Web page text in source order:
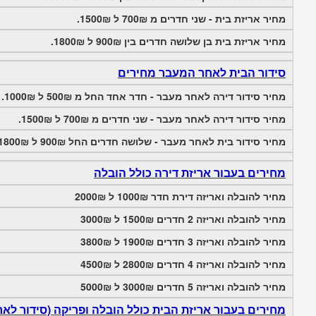
מחיר אריזת בית - שני חדרים מ 700₪ ל 1500₪.
מחיר אריזת בית בן שלושה חדרים בין 900₪ ל 1800₪.
סידור הבית לאחר המעבר מחירים
מחיר סידור דירה לאחר מעבר - חדר אחד החל מ 500₪ ל 1000₪.
מחיר סידור דירה לאחר מעבר - שני חדרים מ 700₪ ל 1500₪.
מחיר סידור בית לאחר מעבר - שלושה חדרים החל 900₪ ל 1800₪.
מחירים בעבור אריזת דירה כולל הובלה
מחיר להובלה ואריזה דירת חדר 1000₪ ל 2000₪
מחיר להובלה ואריזה 2 חדרים 1500₪ ל 3000₪
מחיר להובלה ואריזה 3 חדרים 1900₪ ל 3800₪
מחיר להובלה ואריזה 4 חדרים 2800₪ ל 4500₪
מחיר להובלה ואריזה 5 חדרים 3000₪ ל 5000₪
מחירים בעבור אריזת הבית כולל הובלה ופריקה (סידור